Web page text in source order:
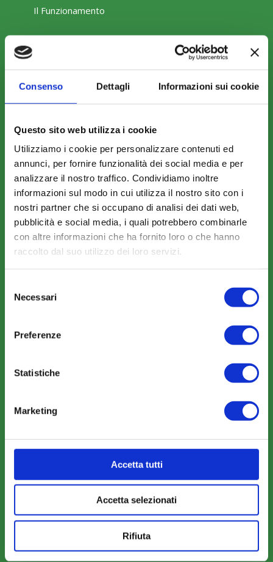
Consenso Dettagli Informazioni sui cookie
Questo sito web utilizza i cookie
Utilizziamo i cookie per personalizzare contenuti ed
annunci, per fornire funzionalità dei social media e per
analizzare il nostro traffico. Condividiamo inoltre
informazioni sul modo in cui utilizza il nostro sito con i
nostri partner che si occupano di analisi dei dati web,
pubblicità e social media, i quali potrebbero combinarle
con altre informazioni che ha fornito loro o che hanno
raccolto dal suo utilizzo dei loro servizi.
delNecessari
Preferenze
Statistiche
Marketing
Accetta tutti
Accetta selezionati
Rifiuta
Il Funzionamento
COME ADERIRE
Modalità di adesione
Mobilità e Portabilità
Strumenti
COMUNICAZIONI
Eventi
Sfoglia la nostra brochure
Farc Interattivo